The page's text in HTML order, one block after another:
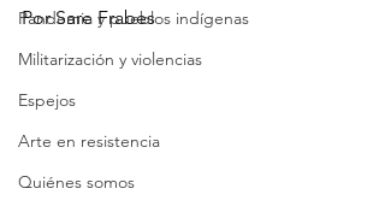
Pandemia y pueblos indígenas
Militarización y violencias
Espejos
Arte en resistencia
Quiénes somos
Por Sare Frabes